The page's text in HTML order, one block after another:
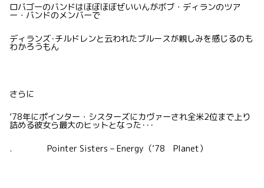
ロバゴーのバンドはほぼほぼぜいいんがボブ・ディランのツア
ー・バンドのメンバーで
ディランズ･チルドレンと云われたブルースが親しみを感じるのも
わかろうもん
さらに
’78年にポインター・シスターズにカヴァーされ全米2位まで上り
詰める彼女ら最大のヒットとなった･･･
. Pointer Sisters – Energy（’78 Planet）